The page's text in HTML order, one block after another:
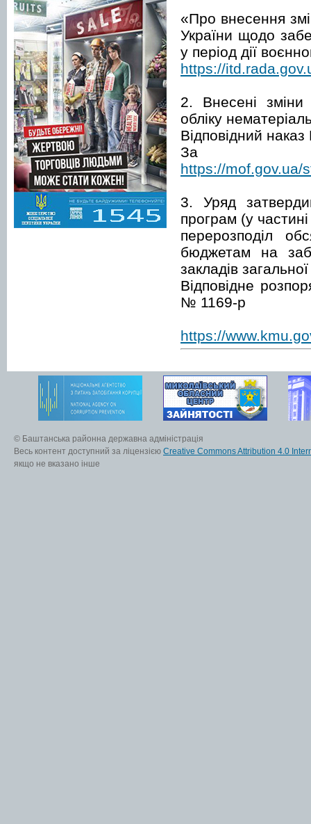
«Про внесення
України щодо
у період дії
https://
2. Внесені зміни
обліку
Відповідний
За
https://mof.gov.ua/
3. Уряд
програм (у
перерозподіл
бюджетам на
закладів
Відповідне
№ 1169-р
https://
© Баштанська районна державна адміністрація
Весь контент доступний за ліцензією Creative Commons Attribution 4.0
якщо не вказано інше